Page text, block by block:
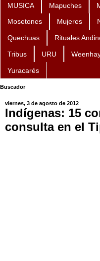
MUSICA Mapuches
Mosetones Mujeres
Quechuas Rituales
Tribus URU
Yuracarés
Buscador
viernes, 3 de agosto de 2012
Indígenas: 15
consulta en el